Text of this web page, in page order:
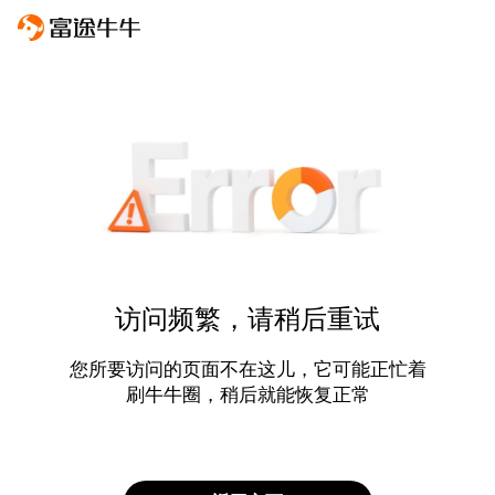
访问频繁，请稍后重试
您所要访问的页面不在这儿，它可能正忙着
刷牛牛圈，稍后就能恢复正常